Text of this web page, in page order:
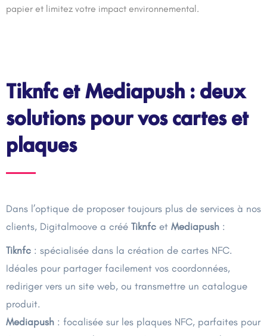
papier et limitez votre impact environnemental.
Tiknfc et Mediapush : deux
solutions pour vos cartes et
plaques
Dans l’optique de proposer toujours plus de services à nos
clients, Digitalmoove a créé Tiknfc et Mediapush :
Tiknfc : spécialisée dans la création de cartes NFC.
Idéales pour partager facilement vos coordonnées,
rediriger vers un site web, ou transmettre un catalogue
produit.
Mediapush : focalisée sur les plaques NFC, parfaites pour